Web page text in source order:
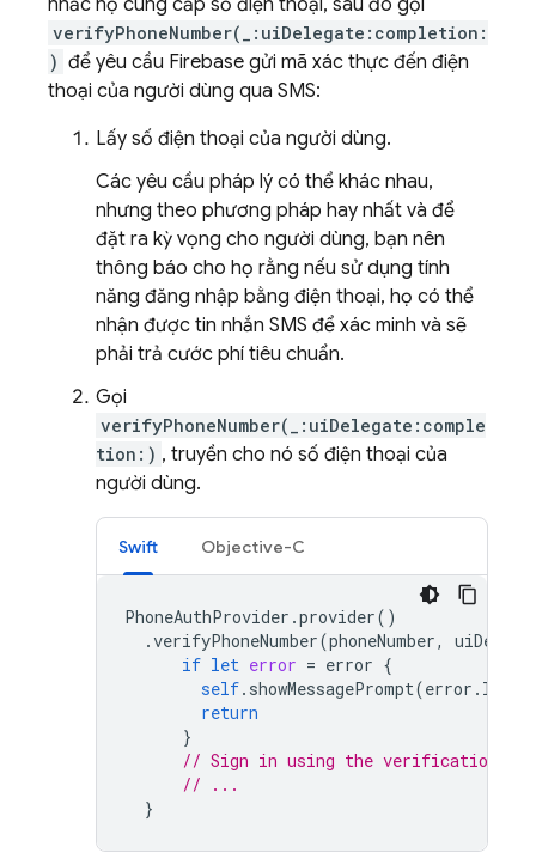
nhắc họ cung cấp số điện thoại, sau đó gọi
verifyPhoneNumber(_:uiDelegate:completion:
) để yêu cầu Firebase gửi mã xác thực đến điện
thoại của người dùng qua SMS:
Lấy số điện thoại của người dùng.
Các yêu cầu pháp lý có thể khác nhau,
nhưng theo phương pháp hay nhất và để
đặt ra kỳ vọng cho người dùng, bạn nên
thông báo cho họ rằng nếu sử dụng tính
năng đăng nhập bằng điện thoại, họ có thể
nhận được tin nhắn SMS để xác minh và sẽ
phải trả cước phí tiêu chuẩn.
Gọi
verifyPhoneNumber(_:uiDelegate:comple
tion:) , truyền cho nó số điện thoại của
người dùng.
Swift Objective-C
PhoneAuthProvider .provider()
.verifyPhoneNumber(phoneNumber,
if let error = error {
self. showMessagePrompt(error .
return
}
// Sign in using the verificationID
// ...
}